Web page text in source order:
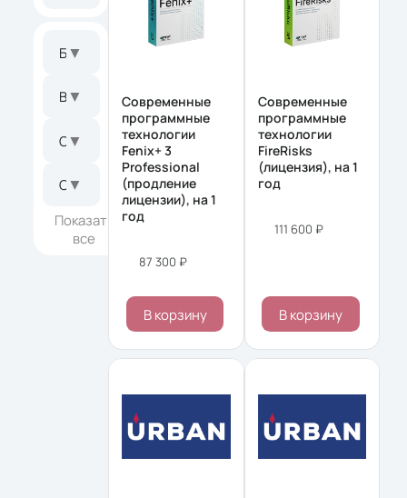
Бренд
▼
Версия
▼
Операционная система
▼
Особенности доставки
▼
Показать
все
Современные
программные
технологии
Fenix+ 3
Professional
(продление
лицензии), на 1
год
87 300 ₽
В корзину
Современные
программные
технологии
FireRisks
(лицензия), на 1
год
111 600 ₽
В корзину